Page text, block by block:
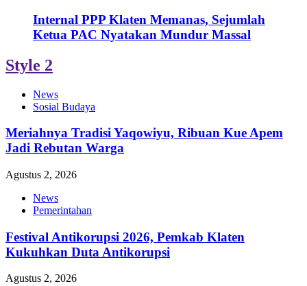
Internal PPP Klaten Memanas, Sejumlah
Ketua PAC Nyatakan Mundur Massal
Style 2
News
Sosial Budaya
Meriahnya Tradisi Yaqowiyu, Ribuan Kue Apem
Jadi Rebutan Warga
Agustus 2, 2026
News
Pemerintahan
Festival Antikorupsi 2026, Pemkab Klaten
Kukuhkan Duta Antikorupsi
Agustus 2, 2026